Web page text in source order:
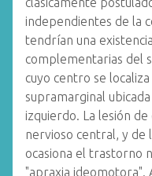
independientes de la
tendrían una
complementarias del
cuyo centro se
supramarginal
izquierdo. La lesión
nervioso central, y de
ocasiona el trastorno
"apraxia ideomotora".